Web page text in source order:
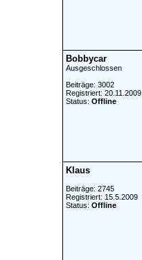
Bobbycar
Ausgeschlossen
Beiträge: 3002
Registriert: 20.11.2009
Status: Offline
Klaus
Beiträge: 2745
Registriert: 15.5.2009
Status: Offline